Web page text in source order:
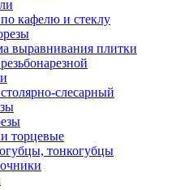
кафелю и стеклу
выравнивания плитки
слесарный
торцевые
тонкогубцы